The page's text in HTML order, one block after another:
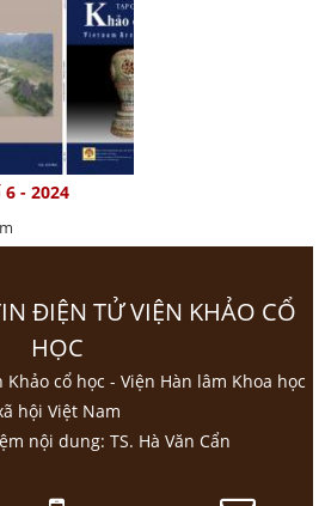
- 2024
ĐIỆN TỬ VIỆN KHẢO CỔ
HỌC
cổ học - Viện Hàn lâm Khoa học
hội Việt Nam
nội dung: TS. Hà Văn Cẩn